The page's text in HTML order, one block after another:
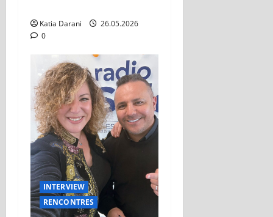
Katia Darani
26.05.2026
0
INTERVIEW
RENCONTRES